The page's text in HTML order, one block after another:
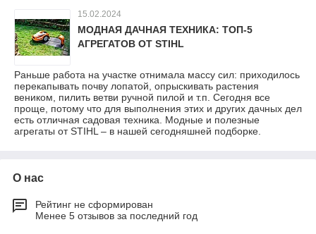
15.02.2024
МОДНАЯ ДАЧНАЯ ТЕХНИКА: ТОП-5
АГРЕГАТОВ ОТ STIHL
Раньше работа на участке отнимала массу сил: приходилось
перекапывать почву лопатой, опрыскивать растения
веником, пилить ветви ручной пилой и т.п. Сегодня все
проще, потому что для выполнения этих и других дачных дел
есть отличная садовая техника. Модные и полезные
агрегаты от STIHL – в нашей сегодняшней подборке.
О нас
Рейтинг не сформирован
Менее 5 отзывов за последний год